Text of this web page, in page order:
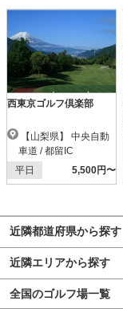
西東京ゴルフ倶楽部
車道 / 都留IC
平日
5,500円〜
近隣都道府県から探す
近隣エリアから探す
全国のゴルフ場一覧